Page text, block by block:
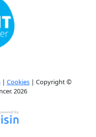
| Cookies| Copyright ©
2026